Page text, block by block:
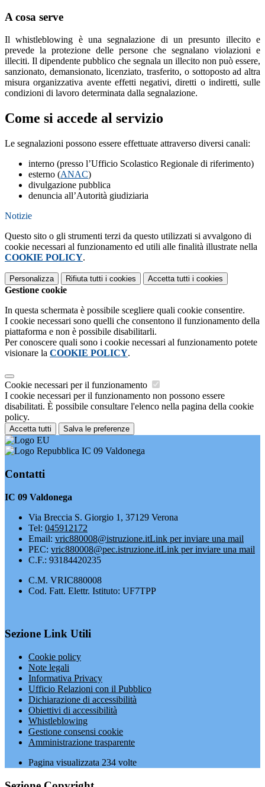
A cosa serve
Il whistleblowing è una segnalazione di un presunto illecito e
prevede la protezione delle persone che segnalano violazioni e
illeciti. Il dipendente pubblico che segnala un illecito non può essere,
sanzionato, demansionato, licenziato, trasferito, o sottoposto ad altra
misura organizzativa avente effetti negativi, diretti o indiretti, sulle
condizioni di lavoro determinata dalla segnalazione.
Come si accede al servizio
Le segnalazioni possono essere effettuate attraverso diversi canali:
interno (presso l’Ufficio Scolastico Regionale di riferimento)
esterno (ANAC)
divulgazione pubblica
denuncia all’Autorità giudiziaria
Notizie
Questo sito o gli strumenti terzi da questo utilizzati si avvalgono di
cookie necessari al funzionamento ed utili alle finalità illustrate nella
COOKIE POLICY.
Personalizza Rifiuta tutti i cookies Accetta tutti i cookies
Gestione cookie
In questa schermata è possibile scegliere quali cookie consentire.
I cookie necessari sono quelli che consentono il funzionamento della
piattaforma e non è possibile disabilitarli.
Per conoscere quali sono i cookie necessari al funzionamento potete
visionare la COOKIE POLICY.
Cookie necessari per il funzionamento
I cookie necessari per il funzionamento non possono essere
disabilitati. È possibile consultare l'elenco nella pagina della cookie
policy.
Accetta tutti Salva le preferenze
IC 09 Valdonega
Contatti
IC 09 Valdonega
Via Breccia S. Giorgio 1, 37129 Verona
Tel: 045912172
Email: vric880008@istruzione.itLink per inviare una mail
PEC: vric880008@pec.istruzione.itLink per inviare una mail
C.F.: 93184420235
C.M. VRIC880008
Cod. Fatt. Elettr. Istituto: UF7TPP
Sezione Link Utili
Cookie policy
Note legali
Informativa Privacy
Ufficio Relazioni con il Pubblico
Dichiarazione di accessibilità
Obiettivi di accessibilità
Whistleblowing
Gestione consensi cookie
Amministrazione trasparente
Pagina visualizzata 234 volte